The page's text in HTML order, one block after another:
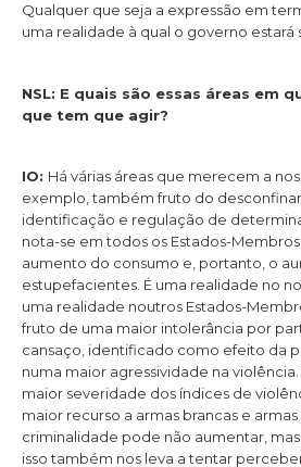
Qualquer que seja a expressão em
uma realidade à qual o governo estará
NSL: E quais são essas áreas em
que tem que agir?
IO: Há várias áreas que merecem a
exemplo, também fruto do
identificação e regulação de
nota-se em todos os Estados-
aumento do consumo e, portanto, o
estupefacientes. É uma realidade no
uma realidade noutros Estados-
fruto de uma maior intolerância por
cansaço, identificado como efeito da
numa maior agressividade na
maior severidade dos índices de
maior recurso a armas brancas e
criminalidade pode não aumentar,
isso também nos leva a tentar